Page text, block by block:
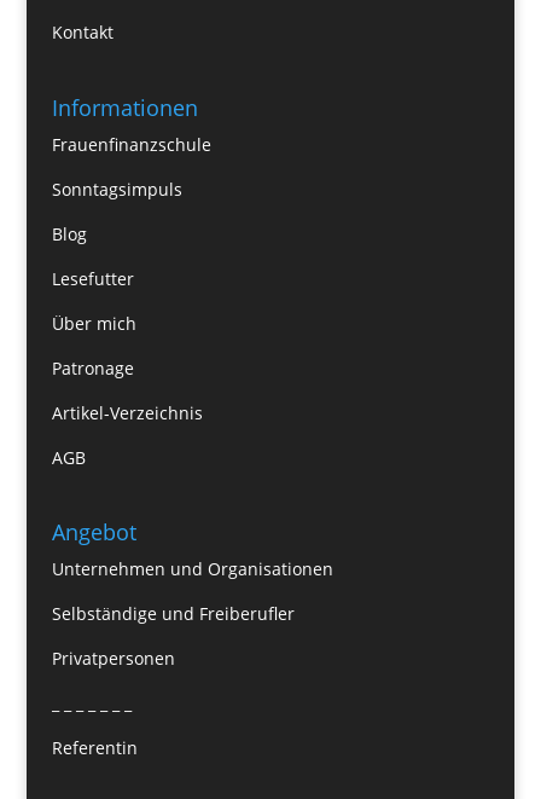
Kontakt
Informationen
Frauenfinanzschule
Sonntagsimpuls
Blog
Lesefutter
Über mich
Patronage
Artikel-Verzeichnis
AGB
Angebot
Unternehmen und Organisationen
Selbständige und Freiberufler
Privatpersonen
Referentin